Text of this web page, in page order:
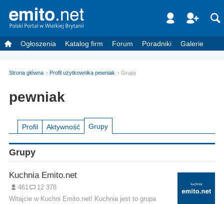
Ogłoszenia Katalog firm Forum Poradniki Galerie
Strona główna Profil użytkownika pewniak Grupy
pewniak
Profil Aktywność Grupy
Grupy
Kuchnia Emito.net
461
12 378
Witajcie w Kuchni Emito.net! Kuchnia jest to grupa